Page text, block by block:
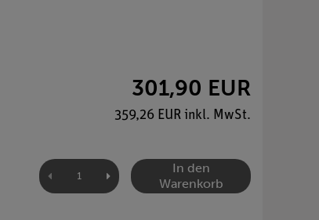
301,90 EUR
359,26 EUR inkl. MwSt.
In den
Warenkorb